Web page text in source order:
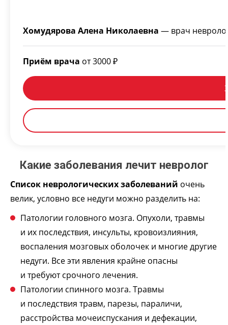
Хомудярова Алена Николаевна — врач
Приём врача от 3000 ₽
Какие заболевания лечит невролог
Список неврологических заболеваний очень
велик, условно все недуги можно разделить на:
Патологии головного мозга. Опухоли, травмы
и их последствия, инсульты, кровоизлияния,
воспаления мозговых оболочек и многие другие
недуги. Все эти явления крайне опасны
и требуют срочного лечения.
Патологии спинного мозга. Травмы
и последствия травм, парезы, параличи,
расстройства мочеиспускания и дефекации,